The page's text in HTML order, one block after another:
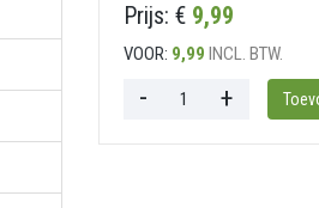
Prijs: € 9,99
VOOR: 9,99 INCL. BTW.